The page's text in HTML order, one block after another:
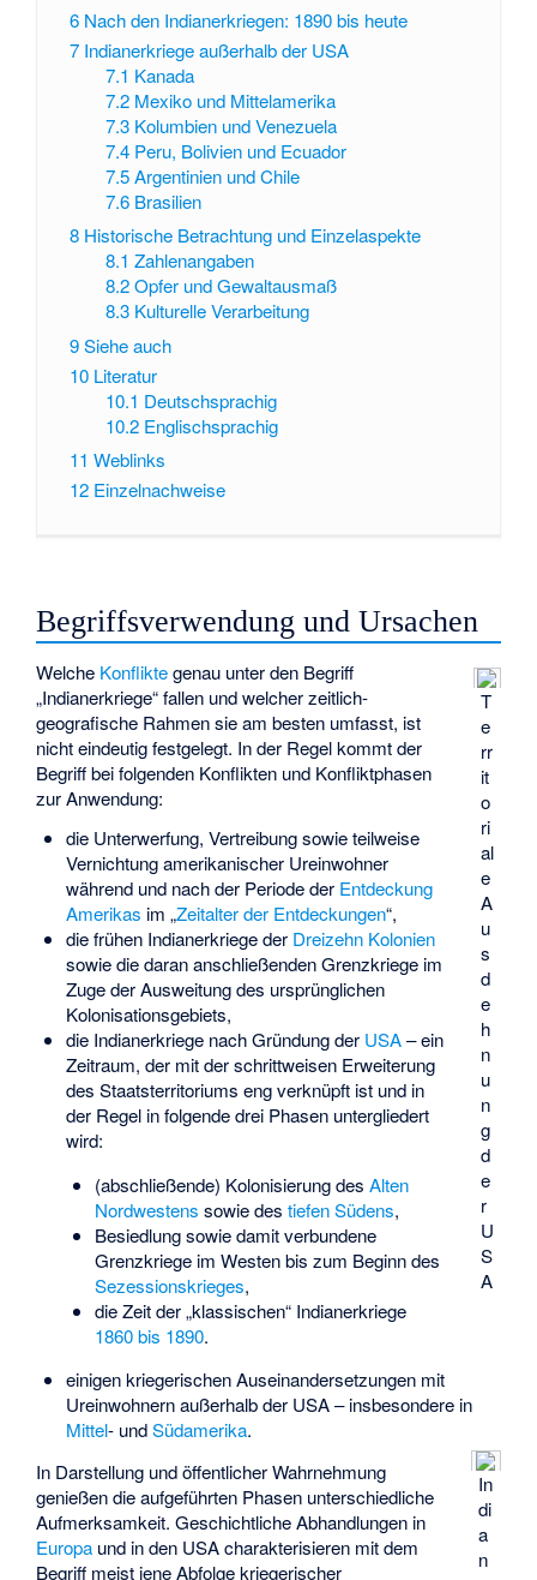
6 Nach den Indianerkriegen: 1890 bis heute
7 Indianerkriege außerhalb der USA
7.1 Kanada
7.2 Mexiko und Mittelamerika
7.3 Kolumbien und Venezuela
7.4 Peru, Bolivien und Ecuador
7.5 Argentinien und Chile
7.6 Brasilien
8 Historische Betrachtung und Einzelaspekte
8.1 Zahlenangaben
8.2 Opfer und Gewaltausmaß
8.3 Kulturelle Verarbeitung
9Siehe auch
10 Literatur
10.1 Deutschsprachig
10.2 Englischsprachig
11 Weblinks
12 Einzelnachweise
Begriffsverwendung und Ursachen
T
e
rr
it
o
ri
al
e
A
u
s
d
e
h
n
u
n
g
d
e
r
U
S
A
Welche Konfliktegenau unter den Begriff
„Indianerkriege“ fallen und welcher zeitlich-
geografische Rahmen sie am besten umfasst, ist
nicht eindeutig festgelegt. In der Regel kommt der
Begriff bei folgenden Konflikten und Konfliktphasen
zur Anwendung:
die Unterwerfung, Vertreibung sowie teilweise
Vernichtung amerikanischer Ureinwohner
während und nach der Periode der Entdeckung
Amerikas im „Zeitalter der Entdeckungen“,
die frühen Indianerkriege der Dreizehn Kolonien
sowie die daran anschließenden Grenzkriege im
Zuge der Ausweitung des ursprünglichen
Kolonisationsgebiets,
die Indianerkriege nach Gründung der USA– ein
Zeitraum, der mit der schrittweisen Erweiterung
des Staatsterritoriums eng verknüpft ist und in
der Regel in folgende drei Phasen untergliedert
wird:
(abschließende) Kolonisierung desAlten
Nordwestens sowie destiefen Südens,
Besiedlung sowie damit verbundene
Grenzkriege im Westen bis zum Beginn des
Sezessionskrieges,
die Zeit der „klassischen“ Indianerkriege
1860 bis 1890.
einigen kriegerischen Auseinandersetzungen mit
Ureinwohnern außerhalb der USA – insbesondere in
Mittel- undSüdamerika.
In
di
a
n
In Darstellung und öffentlicher Wahrnehmung
genießen die aufgeführten Phasen unterschiedliche
Aufmerksamkeit. Geschichtliche Abhandlungen in
Europa und in den USA charakterisieren mit dem
Begriff meist jene Abfolge kriegerischer